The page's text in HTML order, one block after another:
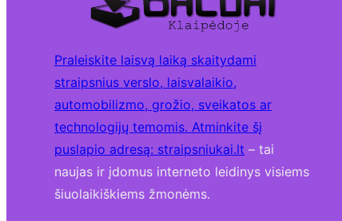
Praleiskite laisvą laiką skaitydami
straipsnius verslo, laisvalaikio,
automobilizmo, grožio, sveikatos ar
technologijų temomis. Atminkite šį
puslapio adresą: straipsniukai.lt – tai
naujas ir įdomus interneto leidinys visiems
šiuolaikiškiems žmonėms.